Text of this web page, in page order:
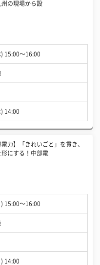
州の現場から設
15:00〜16:00
14:00
電力】「きれいごと」を貫き、
形にする！中部電
15:00〜16:00
14:00